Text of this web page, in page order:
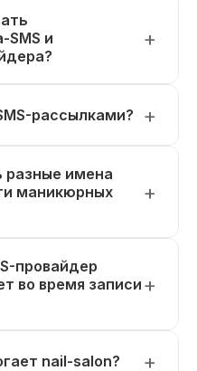
SMS и
рассылками?
разные имена
маникюрных
провайдер
во время записи
nail-salon?